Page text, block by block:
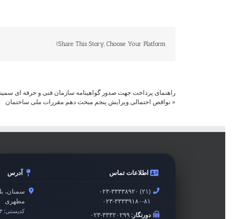
Share This Story, Choose Your Platform!
راهنمای پرداخت جهت صدور گواهینامه سازمان فنی و حرفه ای
« نواقص احتمالی ویرایش پنجم مبحث دهم مقررات ملی ساختمان
اطلاعات تماس
۰۲۳-۳۳۳۳۸۹۲۰ (۲۱)
۰۲۳-۳۳۳۳۹۱۸۰-۸۱
دورنگار:۰۲۳-۳۳۳۲۰۲۹۹
آدرس
سمنان،
مطهری
کدپستی: